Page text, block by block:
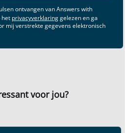
ontvangen van Answers with
het privacyverklaringgelezen en ga
mij verstrekte gegevens elektronisch
voor jou?